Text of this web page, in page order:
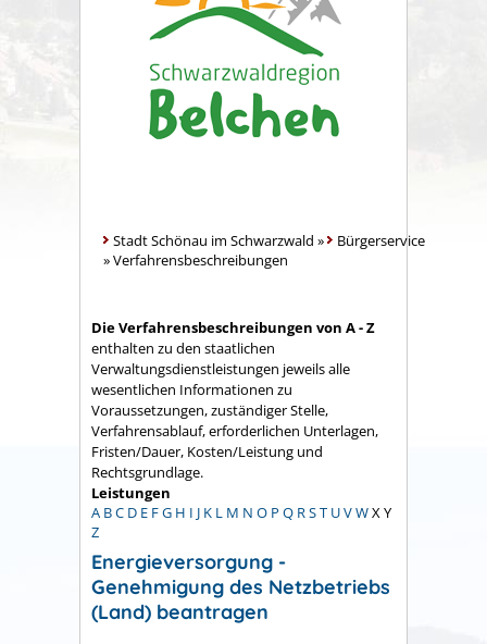
Stadt Schönau im Schwarzwald »
Bürgerservice
»Verfahrensbeschreibungen
Die Verfahrensbeschreibungen von A - Z
enthalten zu den staatlichen
Verwaltungsdienstleistungen jeweils alle
wesentlichen Informationen zu
Voraussetzungen, zuständiger Stelle,
Verfahrensablauf, erforderlichen Unterlagen,
Fristen/Dauer, Kosten/Leistung und
Rechtsgrundlage.
Leistungen
A BC D E FG H I J K L M N O P Q RST UVWX Y
Z
Energieversorgung -
Genehmigung des Netzbetriebs
(Land) beantragen